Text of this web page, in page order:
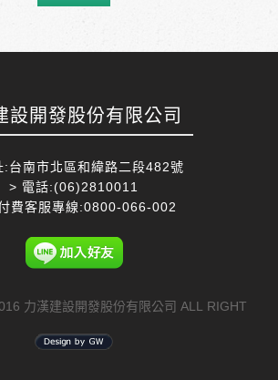
設開發股份有限公司
:台南市北區和緯路二段482號
> 電話:(06)2810011
費客服專線:0800-066-002
力漢建設開發股份有限公司 ALL RIGHT